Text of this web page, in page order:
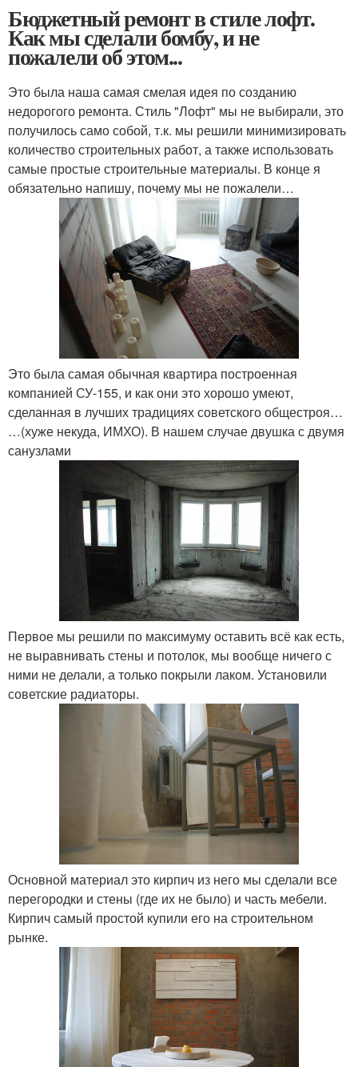
Бюджетный ремонт в стиле лофт.
Как мы сделали бомбу, и не
пожалели об этом...
Это была наша самая смелая идея по созданию
недорогого ремонта. Стиль "Лофт" мы не выбирали, это
получилось само собой, т.к. мы решили минимизировать
количество строительных работ, а также использовать
самые простые строительные материалы. В конце я
обязательно напишу, почему мы не пожалели…
Это была самая обычная квартира построенная
компанией СУ-155, и как они это хорошо умеют,
сделанная в лучших традициях советского общестроя…
…(хуже некуда, ИМХО). В нашем случае двушка с двумя
санузлами
Первое мы решили по максимуму оставить всё как есть,
не выравнивать стены и потолок, мы вообще ничего с
ними не делали, а только покрыли лаком. Установили
советские радиаторы.
Основной материал это кирпич из него мы сделали все
перегородки и стены (где их не было) и часть мебели.
Кирпич самый простой купили его на строительном
рынке.